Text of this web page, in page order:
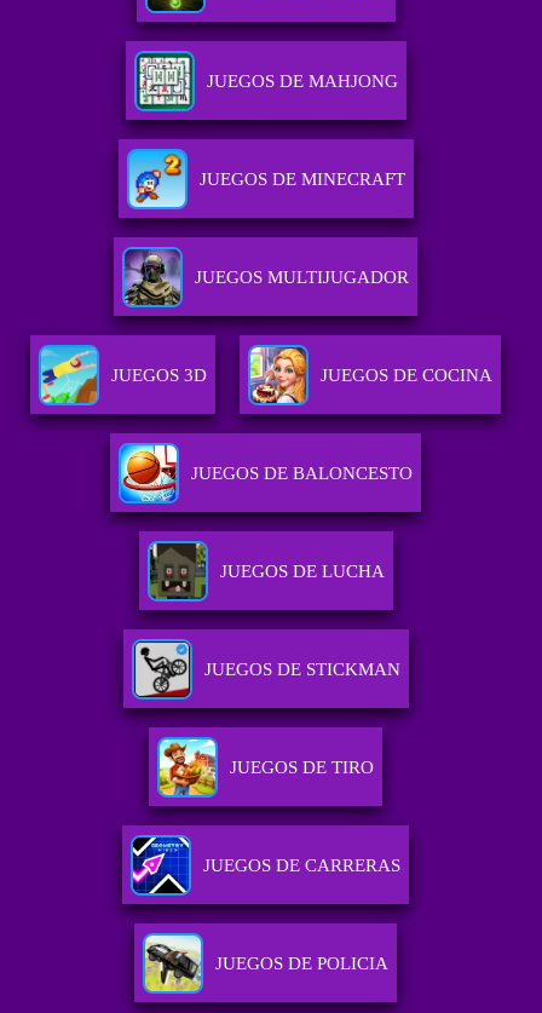
JUEGOS DE MAHJONG
JUEGOS DE MINECRAFT
JUEGOS MULTIJUGADOR
JUEGOS 3D JUEGOS DE COCINA
JUEGOS DE BALONCESTO
JUEGOS DE LUCHA
JUEGOS DE STICKMAN
JUEGOS DE TIRO
JUEGOS DE CARRERAS
JUEGOS DE POLICIA